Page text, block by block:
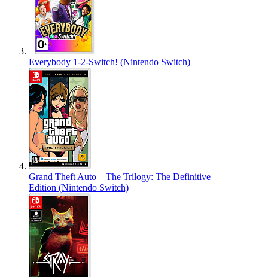
Everybody 1-2-Switch! (Nintendo Switch)
Grand Theft Auto – The Trilogy: The Definitive
Edition (Nintendo Switch)